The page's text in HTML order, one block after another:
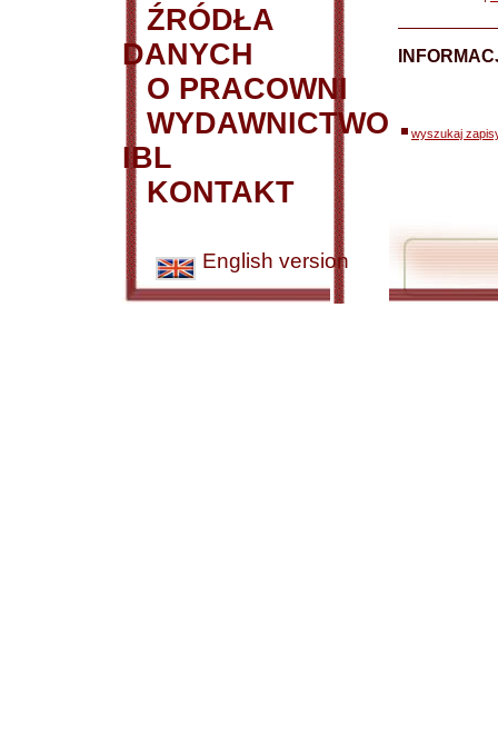
ŹRÓDŁA
DANYCH
O PRACOWNI
WYDAWNICTWO
IBL
KONTAKT
English version
wyszukaj